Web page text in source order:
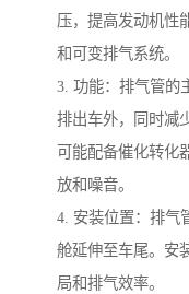
压，提高发动机性
和可变排气系统。
3. 功能：排气管的
排出车外，同时减
可能配备催化转化
放和噪音。
4. 安装位置：排气
舱延伸至车尾。安
局和排气效率。